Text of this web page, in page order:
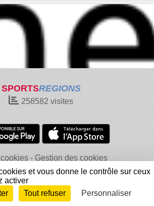
SPORTSREGIONS
258582 visites
Gestion des cookies
Signaler un contenu inapproprié
? Connexion
et vous donne le contrôle sur ceux
activer
Tout refuser Personnaliser